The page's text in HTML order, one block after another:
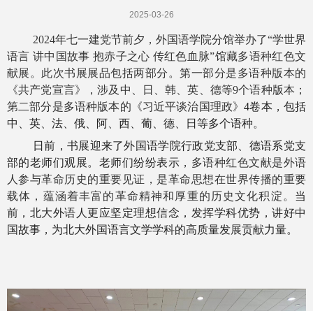
2025-03-26
2024年七一建党节前夕，外国语学院分馆举办了“学世界
语言 讲中国故事 抱赤子之心 传红色血脉”馆藏多语种红色文
献展。此次书展展品包括两部分。第一部分是多语种版本的
《共产党宣言》，涉及中、日、韩、英、德等9个语种版本；
第二部分是多语种版本的《习近平谈治国理政》4卷本，包括
中、英、法、俄、阿、西、葡、德、日等多个语种。
日前，书展迎来了外国语学院行政党支部、德语系党支
部的老师们观展。老师们纷纷表示， 多语种红色文献是外语
人参与革命历史的重要见证，是革命思想在世界传播的重要
载体，蕴涵着丰富的革命精神和厚重的历史文化积淀。 当
前，北大外语人更应坚定理想信念，发挥学科优势，讲好中
国故事，为北大外国语言文学学科的高质量发展贡献力量。